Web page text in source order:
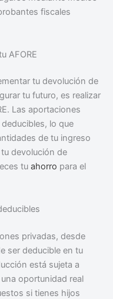
fiscales
AFORE
tu devolución de
tu futuro, es realizar
Las aportaciones
lo que
de tu ingreso
devolución de
tu ahorro para el
privadas, desde
ser deducible en tu
está sujeta a
oportunidad real
si tienes hijos